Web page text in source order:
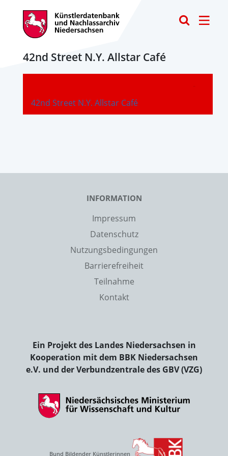
42nd Street N.Y. Allstar Café
42nd Street N.Y. Allstar Café
-
INFORMATION
Impressum
Datenschutz
Nutzungsbedingungen
Barrierefreiheit
Teilnahme
Kontakt
Ein Projekt des Landes Niedersachsen in
Kooperation mit dem BBK Niedersachsen
e.V. und der Verbundzentrale des GBV (VZG)
Bund Bildender Künstlerinnen